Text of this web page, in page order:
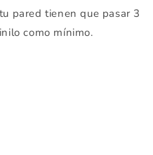
pared tienen que pasar 3
como mínimo.